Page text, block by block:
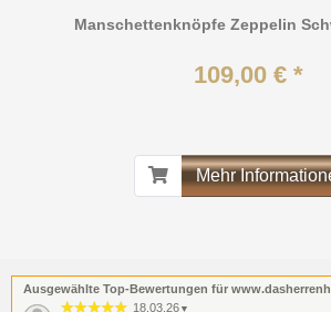
Manschettenknöpfe Zeppelin
109,00 € *
Mehr
Ausgewählte Top-Bewertungen für
18.03.26 ▼